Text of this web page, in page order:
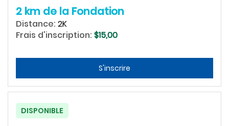
2 km de la Fondation
Distance: 2K
Frais d'inscription: $15,00
S'inscrire
DISPONIBLE